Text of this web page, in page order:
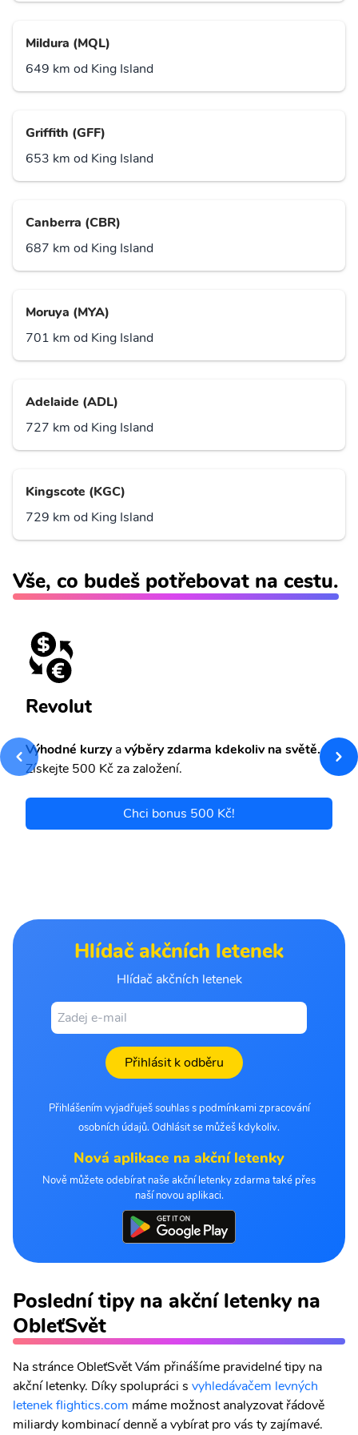
Mildura (MQL)
649 km od King Island
Griffith (GFF)
653 km od King Island
Canberra (CBR)
687 km od King Island
Moruya (MYA)
701 km od King Island
Adelaide (ADL)
727 km od King Island
Kingscote (KGC)
729 km od King Island
Vše, co budeš potřebovat na cestu.
Revolut
Výhodné kurzyavýběry zdarma kdekoliv na světě.
Získejte 500 Kč za založení.
Chci bonus 500 Kč!
Hlídač akčních letenek
Hlídač akčních letenek
Přihlásit k odběru
Přihlášením vyjadřuješ souhlas s podmínkami zpracování
osobních údajů. Odhlásit se můžeš kdykoliv.
Nová aplikace na akční letenky
Nově můžete odebírat naše akční letenky zdarma také přes
naší novou aplikaci.
Poslední tipy na akční letenky na
ObleťSvět
Na stránce ObleťSvět Vám přinášíme pravidelné tipy na
akční letenky. Díky spolupráci s vyhledávačem levných
letenek flightics.com máme možnost analyzovat řádově
miliardy kombinací denně a vybírat pro vás ty zajímavé.